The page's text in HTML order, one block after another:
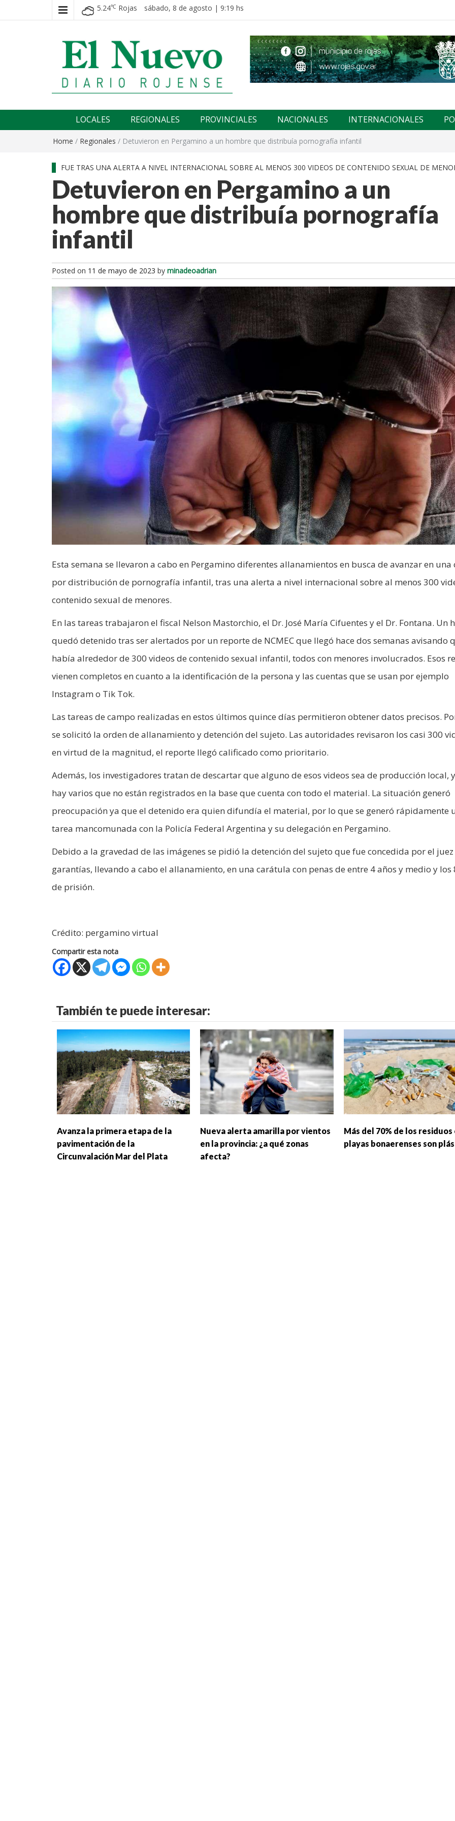
5.24℃ Rojas sábado, 8 de agosto | 9:19 hs
El nuevo rojense
LOCALES REGIONALES PROVINCIALES NACIONALES INTERNACIONALES
Home / Regionales / Detuvieron en Pergamino a un hombre que distribuía pornografía infantil
FUE TRAS UNA ALERTA A NIVEL INTERNACIONAL SOBRE AL MENOS 300 VIDEOS DE CONTENIDO SEXUAL DE
Detuvieron en Pergamino a un
hombre que distribuía pornografía
infantil
Posted on 11 de mayo de 2023 by minadeoadrian
Esta semana se llevaron a cabo en Pergamino diferentes allanamientos en busca de avanzar en una
por distribución de pornografía infantil, tras una alerta a nivel internacional sobre al menos 300
contenido sexual de menores.
En las tareas trabajaron el fiscal Nelson Mastorchio, el Dr. José María Cifuentes y el Dr. Fontana. Un
quedó detenido tras ser alertados por un reporte de NCMEC que llegó hace dos semanas avisando
había alrededor de 300 videos de contenido sexual infantil, todos con menores involucrados. Esos
vienen completos en cuanto a la identificación de la persona y las cuentas que se usan por ejemplo
Instagram o Tik Tok.
Las tareas de campo realizadas en estos últimos quince días permitieron obtener datos precisos.
se solicitó la orden de allanamiento y detención del sujeto. Las autoridades revisaron los casi 300
en virtud de la magnitud, el reporte llegó calificado como prioritario.
Además, los investigadores tratan de descartar que alguno de esos videos sea de producción local,
hay varios que no están registrados en la base que cuenta con todo el material. La situación generó
preocupación ya que el detenido era quien difundía el material, por lo que se generó rápidamente
tarea mancomunada con la Policía Federal Argentina y su delegación en Pergamino.
Debido a la gravedad de las imágenes se pidió la detención del sujeto que fue concedida por el
garantías, llevando a cabo el allanamiento, en una carátula con penas de entre 4 años y medio y los
de prisión.
Crédito: pergamino virtual
Compartir esta nota
También te puede interesar:
Avanza la primera etapa de la
pavimentación de la
Circunvalación Mar del Plata
Nueva alerta amarilla por vientos
en la provincia: ¿a qué zonas
afecta?
Más del 70% de los residuos
playas bonaerenses son